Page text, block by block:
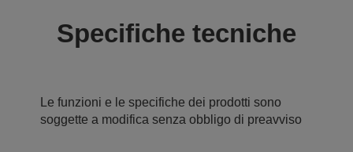
Specifiche tecniche
Le funzioni e le specifiche dei prodotti sono
soggette a modifica senza obbligo di preavviso